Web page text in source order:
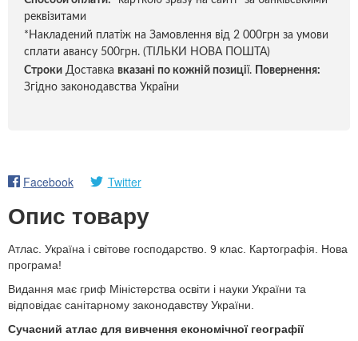
реквізитами
*Накладений платіж на Замовлення від 2 000грн за умови
сплати авансу 500грн. (ТІЛЬКИ НОВА ПОШТА)
Строки Доставка вказані по кожній позиції.
Повернення:
Згідно законодавства України
Facebook Twitter
Опис товару
Атлас. Україна і світове господарство. 9 клас. Картографія. Нова
програма!
Видання має гриф Міністерства освіти і науки України та
відповідає санітарному законодавству України.
Сучасний атлас для вивчення економічної географії